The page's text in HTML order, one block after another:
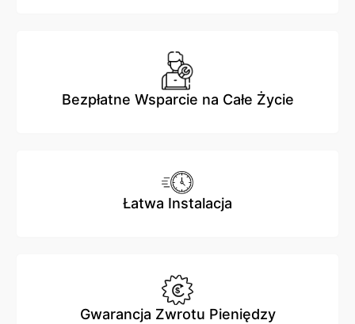
Bezpłatne Wsparcie na Całe Życie
Łatwa Instalacja
Gwarancja Zwrotu Pieniędzy